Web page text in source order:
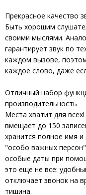
Прекрасное качество
Быть хорошим
своими мыслями.
гарантирует звук по
каждом вызове,
каждое слово, даже
Отличный набор
производительность
Места хватит для
вмещает до 150
хранится полное имя
"особо важных
особые даты при
это еще не все:
отключает звонок на
тишина.